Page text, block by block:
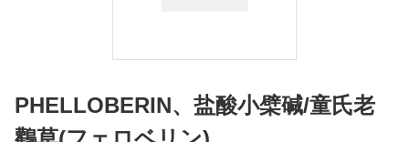
PHELLOBERIN、盐酸小檗碱/童氏老